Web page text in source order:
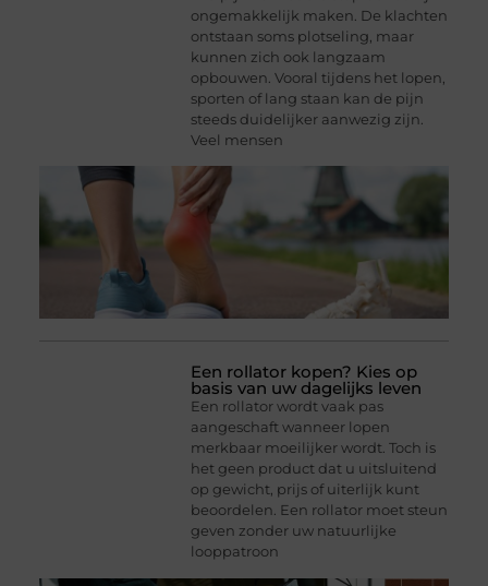
ongemakkelijk maken. De klachten
ontstaan soms plotseling, maar
kunnen zich ook langzaam
opbouwen. Vooral tijdens het lopen,
sporten of lang staan kan de pijn
steeds duidelijker aanwezig zijn.
Veel mensen
Een rollator kopen? Kies op
basis van uw dagelijks leven
Een rollator wordt vaak pas
aangeschaft wanneer lopen
merkbaar moeilijker wordt. Toch is
het geen product dat u uitsluitend
op gewicht, prijs of uiterlijk kunt
beoordelen. Een rollator moet steun
geven zonder uw natuurlijke
looppatroon